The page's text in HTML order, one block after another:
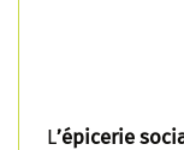
L’épicerie